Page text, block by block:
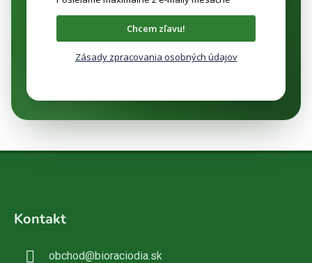
Chcem zľavu!
Zásady zpracovania osobných údajov
Kontakt
obchod@bioraciodia.sk